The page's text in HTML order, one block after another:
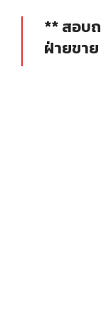
** สอบ
ฝ่ายขา